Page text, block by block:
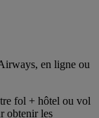
en ligne ou
fol + hôtel ou vol
obtenir les